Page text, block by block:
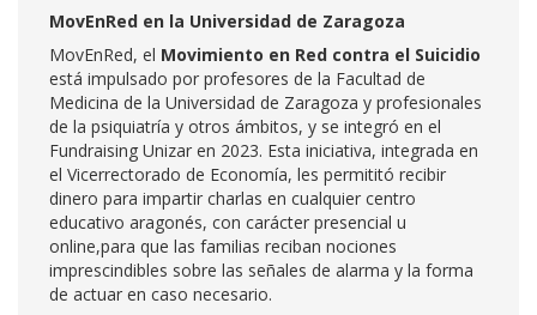
MovEnRed en la Universidad de Zaragoza
MovEnRed, el Movimiento en Red contra el Suicidio
está impulsado por profesores de la Facultad de
Medicina de la Universidad de Zaragoza y profesionales
de la psiquiatría y otros ámbitos, y se integró en el
Fundraising Unizar en 2023. Esta iniciativa, integrada en
el Vicerrectorado de Economía, les permititó recibir
dinero para impartir charlas en cualquier centro
educativo aragonés, con carácter presencial u
online,para que las familias reciban nociones
imprescindibles sobre las señales de alarma y la forma
de actuar en caso necesario.